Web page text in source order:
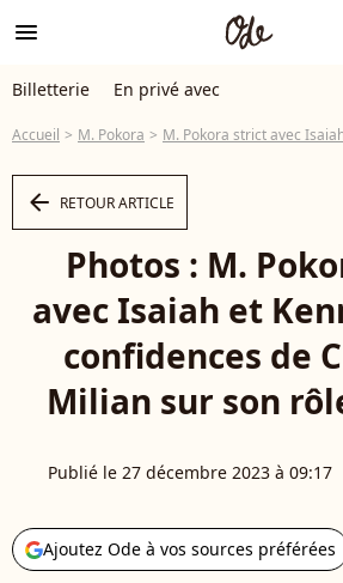
menu
Billetterie En privé avec
Accueil M. Pokora M. Pokora strict avec Isaiah et Kenna ? Rares
arrow_left RETOUR ARTICLE
Photos : M.
avec Isaiah et
confidences de
Milian sur son
Publié le 27 décembre 2023 à 09:17
Ajoutez Ode à vos sources préférées